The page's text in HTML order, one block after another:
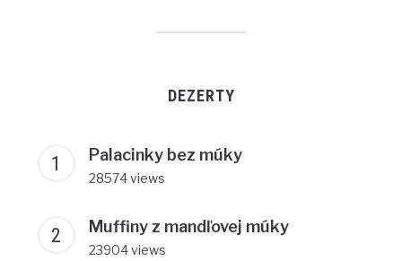
DEZERTY
Palacinky bez múky
28574 views
Muffiny z mandľovej múky
23904 views